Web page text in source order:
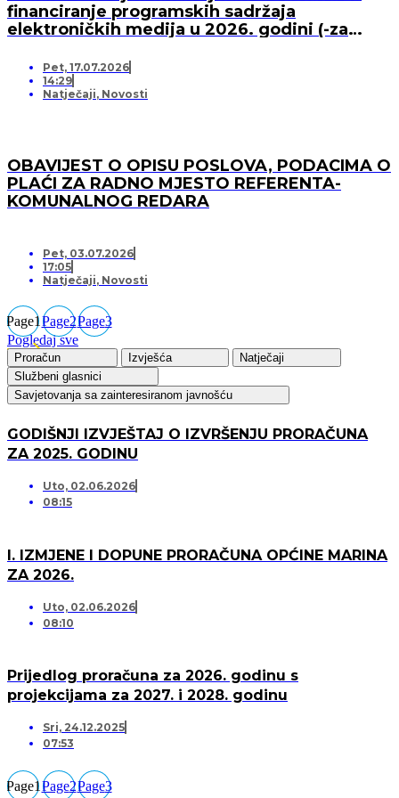
financiranje programskih sadržaja
elektroničkih medija u 2026. godini (-za
Pet, 17.07.2026
14:29
Natječaji, Novosti
OBAVIJEST O OPISU POSLOVA, PODACIMA O
PLAĆI ZA RADNO MJESTO REFERENTA-
KOMUNALNOG REDARA
Pet, 03.07.2026
17:05
Natječaji, Novosti
Page1Page2Page3
Pogledaj sve
Proračun Izvješća
Natječaji
Službeni glasnici
Savjetovanja sa zainteresiranom javnošću
GODIŠNJI IZVJEŠTAJ O IZVRŠENJU PRORAČUNA
ZA 2025. GODINU
Uto, 02.06.2026
08:15
I. IZMJENE I DOPUNE PRORAČUNA OPĆINE MARINA
ZA 2026.
Uto, 02.06.2026
08:10
Prijedlog proračuna za 2026. godinu s
projekcijama za 2027. i 2028. godinu
Sri, 24.12.2025
07:53
Page1Page2Page3